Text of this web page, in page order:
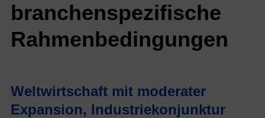
20
de
branchenspezifische
Rahmenbedingungen
Weltwirtschaft mit moderater
Expansion, Industriekonjunktur